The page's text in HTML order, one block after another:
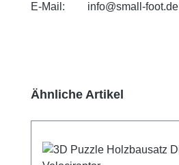
E-Mail:
info@small-foot.de
Produktgalerie überspringen
Ähnliche Artikel